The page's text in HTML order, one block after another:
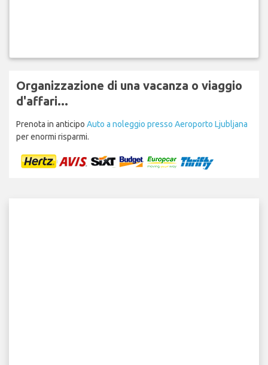
Organizzazione di una vacanza o viaggio
d'affari...
Prenota in anticipo Auto a noleggio presso Aeroporto Ljubljana
per enormi risparmi.